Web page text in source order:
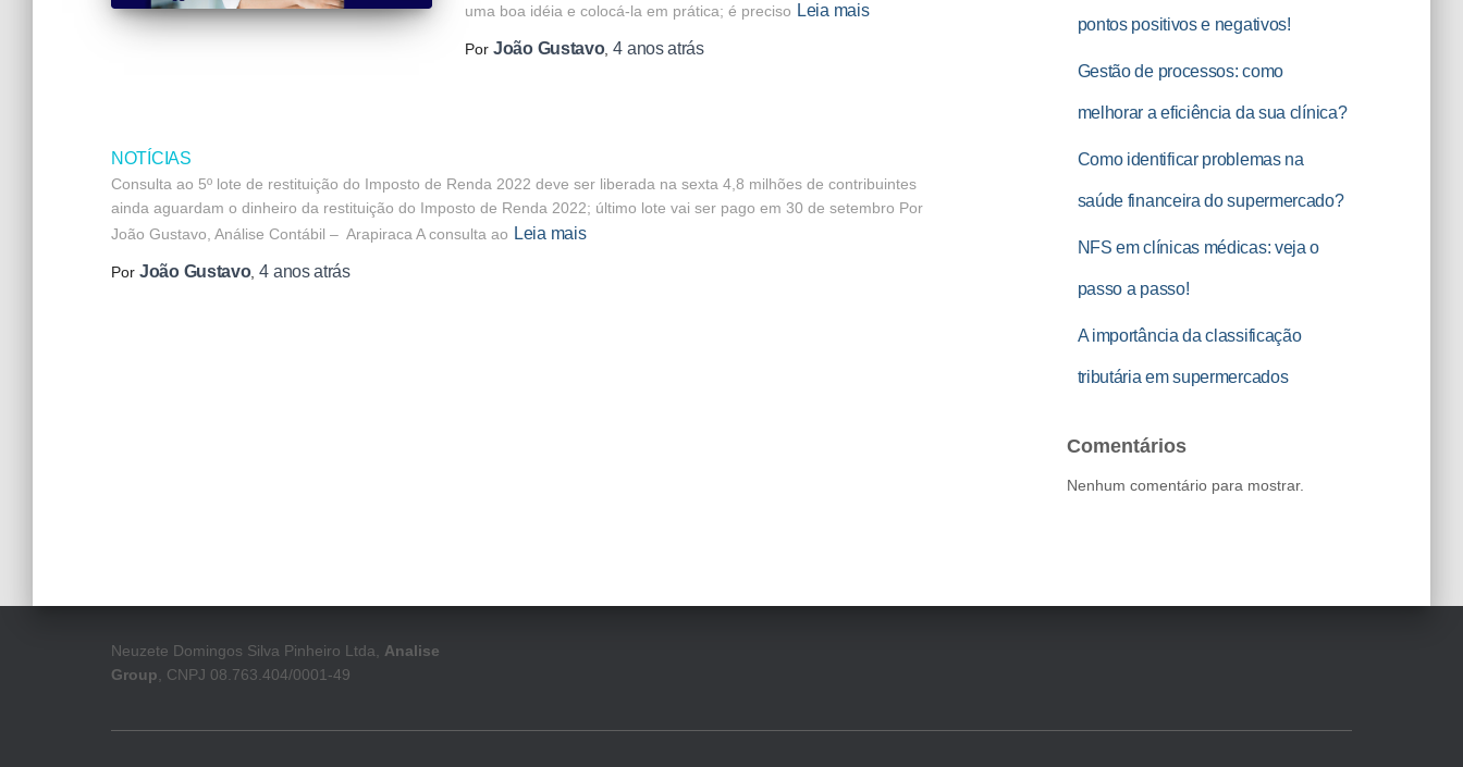
uma boa idéia e colocá-la em prática; é preciso Leia mais
Por João Gustavo,4 anosatrás
NOTÍCIAS
Consulta ao 5º lote de restituição do Imposto de Renda 2022 deve ser liberada na sexta 4,8 milhões de contribuintes
ainda aguardam o dinheiro da restituição do Imposto de Renda 2022; último lote vai ser pago em 30 de setembro Por
João Gustavo, Análise Contábil – Arapiraca A consulta ao Leia mais
Por João Gustavo,4 anosatrás
pontos positivos e negativos!
Gestão de processos: como
melhorar a eficiência da sua clínica?
Como identificar problemas na
saúde financeira do supermercado?
NFS em clínicas médicas: veja o
passo a passo!
A importância da classificação
tributária em supermercados
Comentários
Nenhum comentário para mostrar.
Neuzete Domingos Silva Pinheiro Ltda, Analise
Group , CNPJ 08.763.404/0001-49